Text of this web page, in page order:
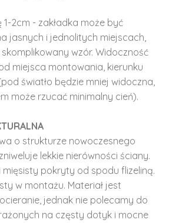
1-2cm - zakładka może być
jasnych i jednolitych miejscach,
wzór. Widoczność
miejsca montowania, kierunku
światło będzie mniej widoczna,
może rzucać minimalny cień).
o strukturze nowoczesnego
lekkie nierówności ściany.
mięsisty pokryty od spodu flizeliną.
w montażu. Materiał jest
jednak nie polecamy do
na częsty dotyk i mocne